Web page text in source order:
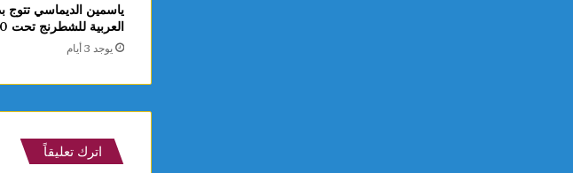
ياسمين الديماسي تتوج
العربية للشطرنج تحت 10 سنوات
يوجد 3 أيام
اترك تعليقاً